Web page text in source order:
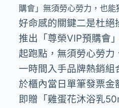
購會」無須勞心勞力，也能
好命感的關鍵二是杜絕
推出「尊榮VIP預購會
起跑點，無須勞心勞力
一時間入手品牌熱銷組
於櫃內當日單筆發票
即贈「雞蛋花沐浴乳